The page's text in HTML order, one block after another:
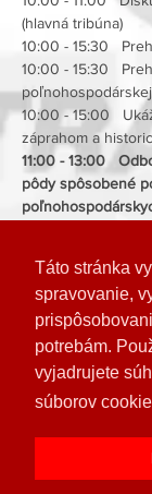
Táto stránka
spravovanie,
potrebám.
vyjadrujete
súborov
(hlavná tribúna)
10:00 - 15:30
10:00 - 15:30
10:00 - 15:00
záprahom a
11:00 - 13:00
pôdy spôsobené
15:15
16:00   Ukončenie
OFICIÁLNA
MAPA
Zdieľajte